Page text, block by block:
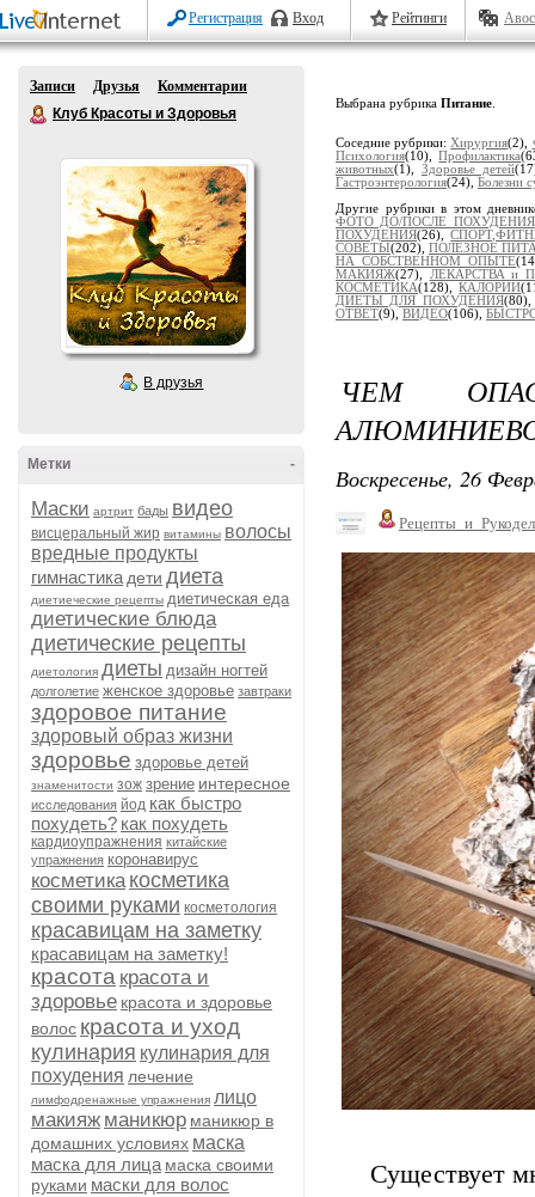
Регистрация Вход Рейтинги
Записи Друзья
Комментарии
Клуб Красоты и Здоровья
В друзья
-
Метки
Маски артрит бады видео
висцеральный жир витамины волосы
вредные продукты
гимнастика дети диета
диетиеческие рецепты диетическая еда
диетические блюда
диетические рецепты
диетология диеты дизайн ногтей
долголетие женское здоровье завтраки
здоровое питание
здоровый образ жизни
здоровье здоровье детей
знаменитости зож зрение интересное
исследования йод как быстро
похудеть? как похудеть
кардиоупражнения китайские
упражнения коронавирус
косметика косметика
своими руками косметология
красавицам на заметку
красавицам на заметку!
красота красота и
здоровье красота и здоровье
волос красота и уход
кулинария кулинария для
похудения лечение
лимфодренажные упражнения лицо
макияж маникюр маникюр в
домашних условиях маска
маска для лица маска своими
руками маски для волос
Выбрана рубрика Питание
Соседние рубрики:Хирургия(2),
Психология(10),Профилактика
животных(1), Здоровье детей
Гастроэнтерология(24), Болезни
Другие рубрики в этом
ФОТО ДО/ПОСЛЕ ПОХУДЕНИЯ
ПОХУДЕНИЯ(26),
СОВЕТЫ(202), ПОЛЕЗНОЕ
НА СОБСТВЕННОМ ОПЫТЕ
МАКИЯЖ(27),
ЛЕКАРСТВА и
КОСМЕТИКА(128),КАЛОРИИ
ДИЕТЫ ДЛЯ ПОХУДЕНИЯ
ОТВЕТ(9), ВИДЕО(106),
ЧЕМ
Воскресенье, 26
Существует